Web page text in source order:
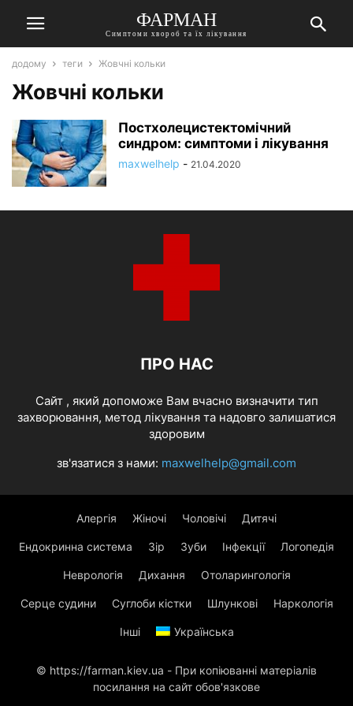
ФАРМАН
Симптоми хвороб та їх лікування
додому теги Жовчні кольки
Жовчні кольки
Постхолецистектомічний
синдром: симптоми і лікування
maxwelhelp - 21.04.2020
ПРО НАС
Cайт , який допоможе Вам вчасно визначити тип
захворювання, метод лікування та надовго залишатися
здоровим
зв'язатися з нами: maxwelhelp@gmail.com
Алергія Жіночі Чоловічі Дитячі
Ендокринна система Зір Зуби Інфекції Логопедія
Неврологія Дихання Отоларингологія
Серце судини Суглоби кістки Шлункові Наркологія
Інші Українська
© https://farman.kiev.ua - При копіюванні матеріалів
посилання на сайт обов'язкове